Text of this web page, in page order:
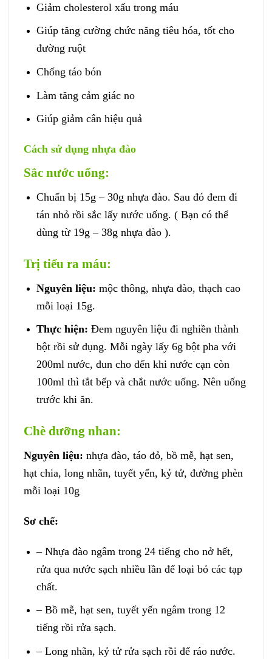
Giảm cholesterol xấu trong máu
Giúp tăng cường chức năng tiêu hóa, tốt cho
đường ruột
Chống táo bón
Làm tăng cảm giác no
Giúp giảm cân hiệu quả
Cách sử dụng nhựa đào
Sắc nước uống:
Chuẩn bị 15g – 30g nhựa đào. Sau đó đem đi
tán nhỏ rồi sắc lấy nước uống. ( Bạn có thể
dùng từ 19g – 38g nhựa đào ).
Trị tiểu ra máu:
Nguyên liệu: mộc thông, nhựa đào, thạch cao
mỗi loại 15g.
Thực hiện: Đem nguyên liệu đi nghiền thành
bột rồi sử dụng. Mỗi ngày lấy 6g bột pha với
200ml nước, đun cho đến khi nước cạn còn
100ml thì tắt bếp và chắt nước uống. Nên uống
trước khi ăn.
Chè dưỡng nhan:
Nguyên liệu: nhựa đào, táo đỏ, bồ mễ, hạt sen,
hạt chia, long nhãn, tuyết yến, kỷ tử, đường phèn
mỗi loại 10g
Sơ chế:
– Nhựa đào ngâm trong 24 tiếng cho nở hết,
rửa qua nước sạch nhiều lần để loại bỏ các tạp
chất.
– Bồ mễ, hạt sen, tuyết yến ngâm trong 12
tiếng rồi rửa sạch.
– Long nhãn, kỷ tử rửa sạch rồi để ráo nước.